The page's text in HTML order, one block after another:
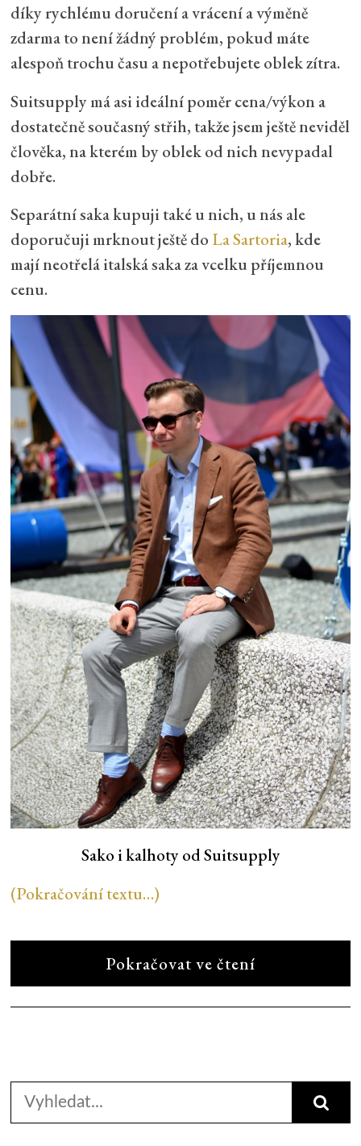
díky rychlému doručení a vrácení a výměně
zdarma to není žádný problém, pokud máte
alespoň trochu času a nepotřebujete oblek zítra.
Suitsupply má asi ideální poměr cena/výkon a
dostatečně současný střih, takže jsem ještě neviděl
člověka, na kterém by oblek od nich nevypadal
dobře.
Separátní saka kupuji také u nich, u nás ale
doporučuji mrknout ještě do La Sartoria, kde
mají neotřelá italská saka za vcelku příjemnou
cenu.
Sako i kalhoty od Suitsupply
(Pokračování textu…)
Pokračovat ve čtení
Search
for: